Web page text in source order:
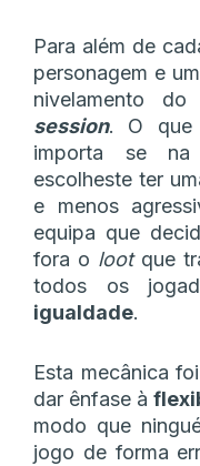
Para além de
personagem e
nivelamento do
session. O que
importa se
escolheste ter
e menos
equipa que
fora o lootque
todos os
igualdade.
Esta mecânica
dar ênfase à
modo que
jogo de forma